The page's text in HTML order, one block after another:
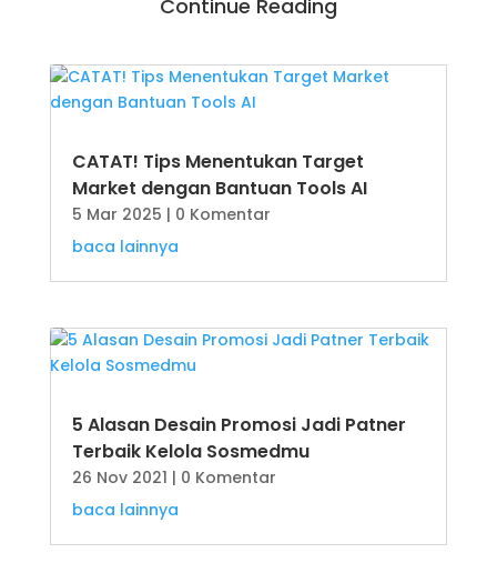
Continue Reading
CATAT! Tips Menentukan Target
Market dengan Bantuan Tools AI
5 Mar 2025 | 0 Komentar
baca lainnya
5 Alasan Desain Promosi Jadi Patner
Terbaik Kelola Sosmedmu
26 Nov 2021 | 0 Komentar
baca lainnya